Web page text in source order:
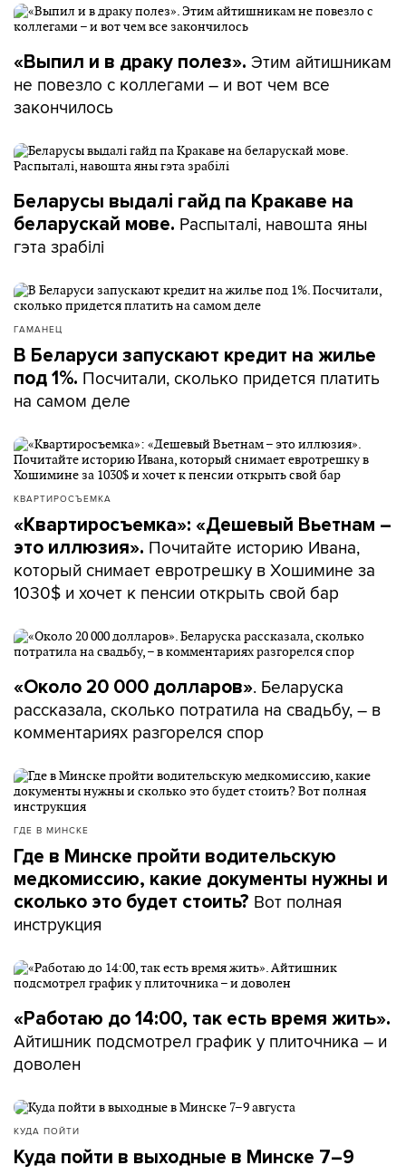
«Выпил и в драку полез». Этим айтишникам
не повезло с коллегами – и вот чем все
закончилось
Беларусы выдалі гайд па Кракаве на
беларускай мове. Распыталі, навошта яны
гэта зрабілі
ГАМАНЕЦ
В Беларуси запускают кредит на жилье
под 1%. Посчитали, сколько придется платить
на самом деле
КВАРТИРОСЪЕМКА
«Квартиросъемка»: «Дешевый Вьетнам –
это иллюзия». Почитайте историю Ивана,
который снимает евротрешку в Хошимине за
1030$ и хочет к пенсии открыть свой бар
«Около 20 000 долларов». Беларуска
рассказала, сколько потратила на свадьбу, – в
комментариях разгорелся спор
ГДЕ В МИНСКЕ
Где в Минске пройти водительскую
медкомиссию, какие документы нужны и
сколько это будет стоить? Вот полная
инструкция
«Работаю до 14:00, так есть время жить».
Айтишник подсмотрел график у плиточника – и
доволен
КУДА ПОЙТИ
Куда пойти в выходные в Минске 7–9